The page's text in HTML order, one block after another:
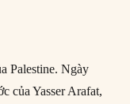
Palestine. Ngày
của Yasser Arafat,